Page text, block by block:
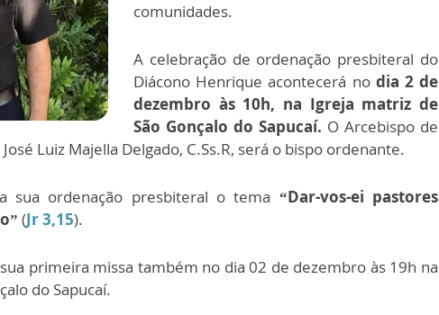
comunidades.
A celebração de ordenação presbiteral do
Diácono Henrique acontecerá no dia 2 de
dezembro às 10h, na Igreja matriz de
São Gonçalo do Sapucaí. O Arcebispo de
Luiz Majella Delgado, C.Ss.R, será o bispo ordenante.
sua ordenação presbiteral o tema “Dar-vos-ei pastores
(Jr 3,15).
primeira missa também no dia 02 de dezembro às 19h na
do Sapucaí.